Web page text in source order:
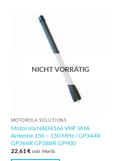
NICHT VORRÄTIG
MOTOROLA SOLUTIONS
Motorola NAD6566 VHF SMA
Antenne 136 – 150 MHz / GP344R
GP366R GP388R GP900
22,61€inkl. MwSt.